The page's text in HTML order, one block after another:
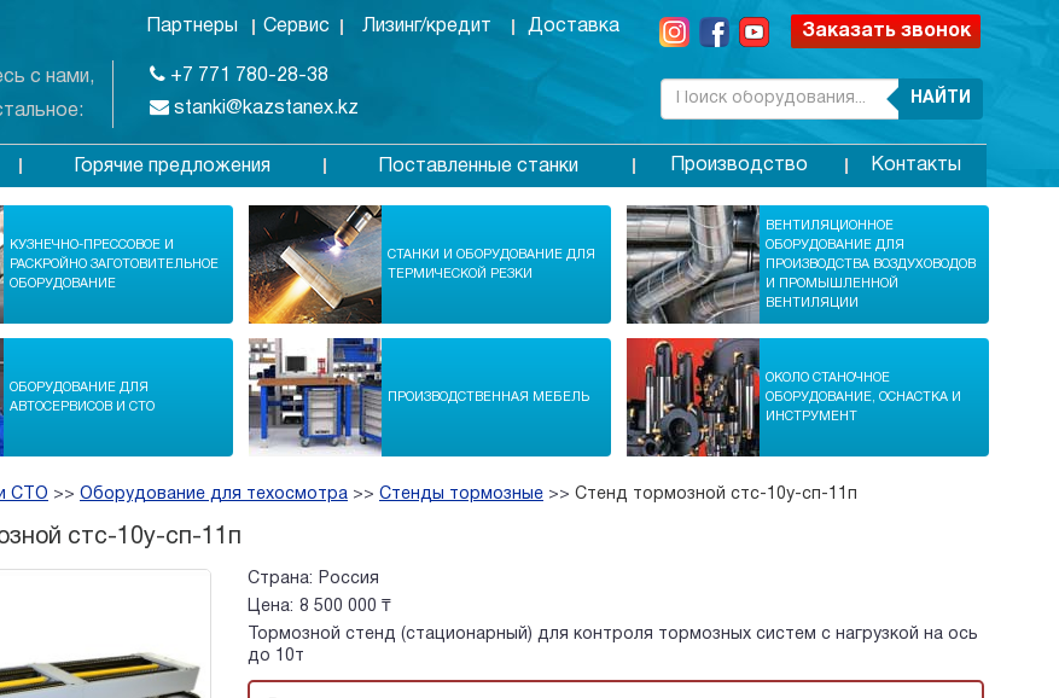
с нами,
Партнеры Сервис Лизинг/кредит Доставка
+7 771 780-28-38
stanki@kazstanex.kz
Заказать звонок
НАЙТИ
Горячие предложения Поставленные станки Производство Контакты
КУЗНЕЧНО-ПРЕССОВОЕ И
РАСКРОЙНО ЗАГОТОВИТЕЛЬНОЕ
ОБОРУДОВАНИЕ
СТАНКИ И ОБОРУДОВАНИЕ ДЛЯ
ТЕРМИЧЕСКОЙ РЕЗКИ
ВЕНТИЛЯЦИОННОЕ
ОБОРУДОВАНИЕ ДЛЯ
ПРОИЗВОДСТВА ВОЗДУХОВОДОВ
И ПРОМЫШЛЕННОЙ
ВЕНТИЛЯЦИИ
ОБОРУДОВАНИЕ ДЛЯ
АВТОСЕРВИСОВ И СТО
ПРОИЗВОДСТВЕННАЯ МЕБЕЛЬ
ОКОЛО СТАНОЧНОЕ
ОБОРУДОВАНИЕ, ОСНАСТКА И
ИНСТРУМЕНТ
СТО >> Оборудование для техосмотра >> Стенды тормозные >> Стенд тормозной стс-10у-сп-11п
стс-10у-сп-11п
Страна:
Россия
Цена: 8 500 000 ₸
Тормозной стенд (стационарный) для контроля тормозных систем с нагрузкой на ось
до 10т